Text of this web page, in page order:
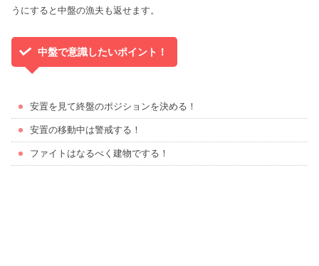
うにすると中盤の漁夫も返せます。
中盤で意識したいポイント！
安置を見て終盤のポジションを決める！
安置の移動中は警戒する！
ファイトはなるべく建物でする！